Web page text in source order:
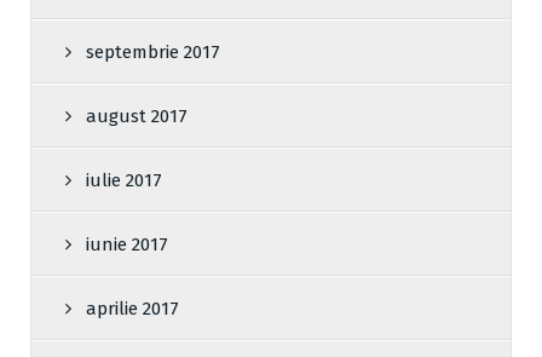
septembrie 2017
august 2017
iulie 2017
iunie 2017
aprilie 2017